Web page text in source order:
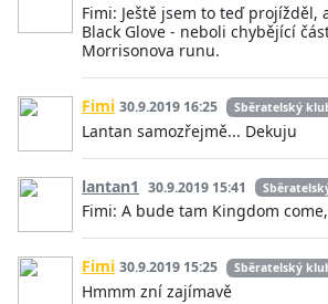
Fimi: Ještě jsem to teď projížděl,
Black Glove - neboli chybějící
Morrisonova runu.
Fimi 30.9.2019 16:25 Sběratelský
Lantan samozřejmě... Dekuju
lantan1 30.9.2019 15:41
Fimi: A bude tam Kingdom
Fimi 30.9.2019 15:25 Sběratelský
Hmmm zní zajímavě